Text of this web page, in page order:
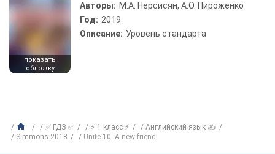
показать
обложку
Авторы: М.А. Нерсисян, А.О. Пироженко
Год: 2019
Описание: Уровень стандарта
✅ ГДЗ ✅ ⚡ 1 класс ⚡
Английский язык ✍
Simmons-2018
Unite 10. A new friend!